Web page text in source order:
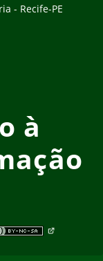
- Recife-PE